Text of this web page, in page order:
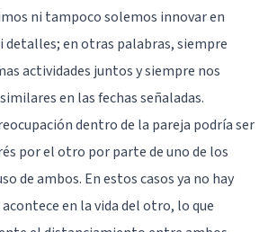
ni tampoco solemos innovar en
detalles; en otras palabras, siempre
actividades juntos y siempre nos
en las fechas señaladas.
dentro de la pareja podría ser
por el otro por parte de uno de los
de ambos. En estos casos ya no hay
en la vida del otro, lo que